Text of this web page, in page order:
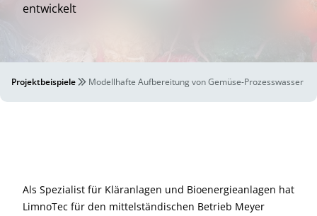
entwickelt
Projektbeispiele Modellhafte Aufbereitung von Gemüse-Prozesswasser
Als Spezialist für Kläranlagen und Bioenergieanlagen hat
LimnoTec für den mittelständischen Betrieb Meyer